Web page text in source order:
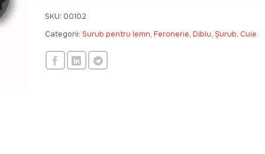
SKU: 00102
Categorii: Surub pentru lemn, Feronerie, Diblu, Șurub, Cuie